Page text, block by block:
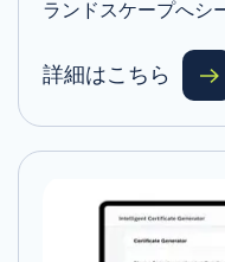
ランドスケープへシ
詳細はこちら